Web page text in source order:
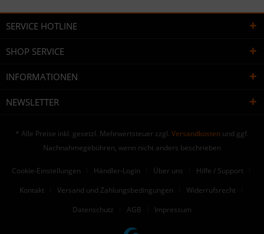
SERVICE HOTLINE
SHOP SERVICE
INFORMATIONEN
NEWSLETTER
* Alle Preise inkl. gesetzl. Mehrwertsteuer zzgl. Versandkosten und ggf.
Nachnahmegebühren, wenn nicht anders beschrieben
Cookie-Einstellungen Händler-Login Über uns
Hilfe / Support
Kontakt
Versand und Zahlungsbedingungen
Widerrufsrecht
Datenschutz
AGB Impressum